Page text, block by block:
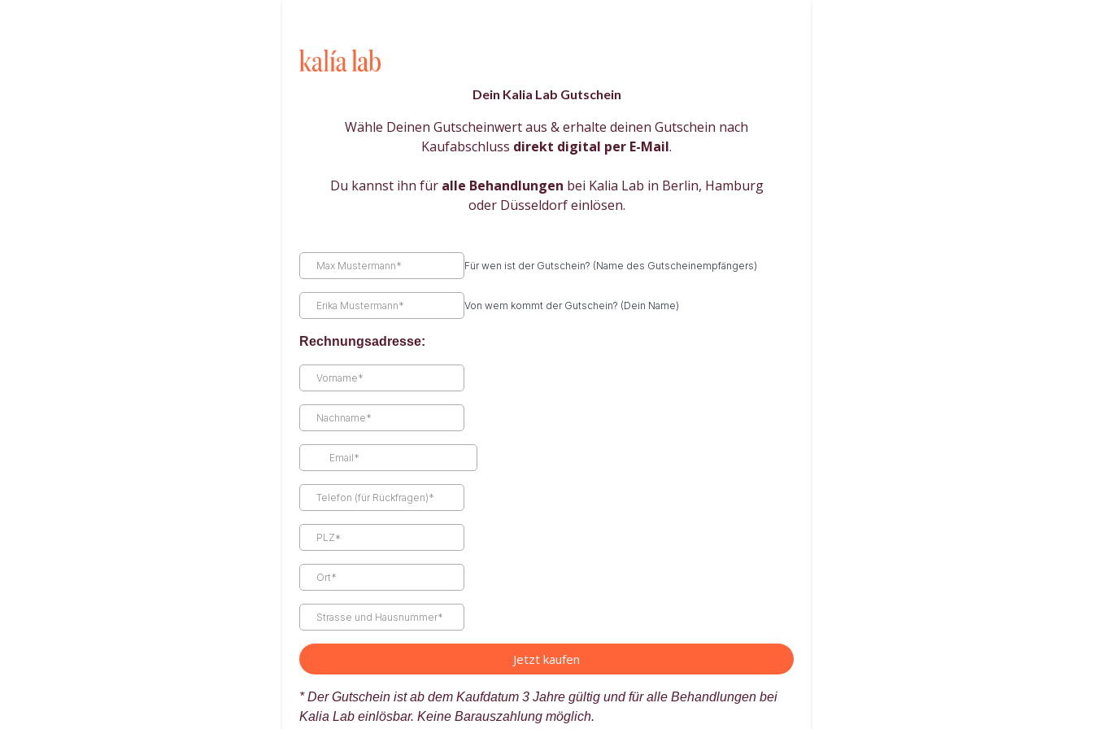
Dein Kalia Lab Gutschein
Wähle Deinen Gutscheinwert aus & erhalte deinen Gutschein nach
Kaufabschluss direkt digital per E-Mail.
Du kannst ihn für alle Behandlungen bei Kalia Lab in Berlin, Hamburg
oder Düsseldorf einlösen.
Für wen ist der Gutschein? (Name des Gutscheinempfängers)
Von wem kommt der Gutschein? (Dein Name)
Rechnungsadresse:
Jetzt kaufen
* Der Gutschein ist ab dem Kaufdatum 3 Jahre gültig und für alle Behandlungen bei
Kalia Lab einlösbar. Keine Barauszahlung möglich.